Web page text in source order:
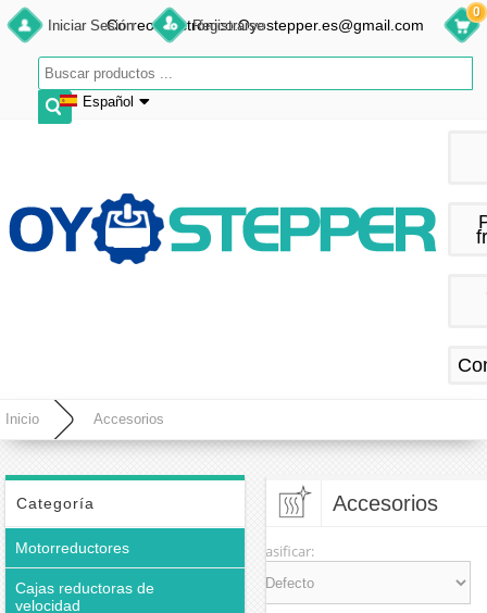
Iniciar Sesión Registrarse
Español
Français
Español
Correo electrónico:Oyostepper.es@gmail.com
0
Inicio Accesorios
Categoría
Motorreductores
Cajas reductoras de
velocidad
Accesorios
Clasificar: